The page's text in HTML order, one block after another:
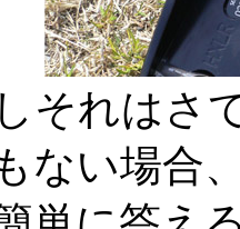
それはさ
ない場合